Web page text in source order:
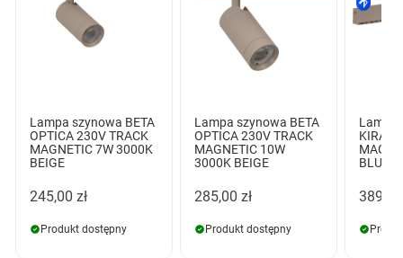
Lampa szynowa BETA
OPTICA 230V TRACK
MAGNETIC 7W 3000K
BEIGE
245,00 zł
Produkt dostępny
Lampa szynowa BETA
OPTICA 230V TRACK
MAGNETIC 10W
3000K BEIGE
285,00 zł
Produkt dostępny
Lampa
KIRA
389,00